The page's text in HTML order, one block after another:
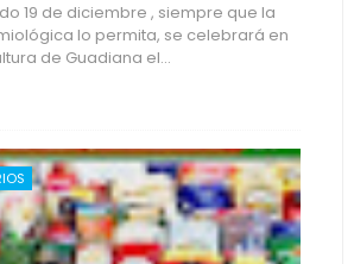
19 de diciembre , siempre que la
lo permita, se celebrará en
de Guadiana el...